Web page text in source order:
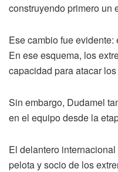
construyendo primero un
Ese cambio fue evidente:
En ese esquema, los
capacidad para atacar
Sin embargo, Dudamel
en el equipo desde la
El delantero
pelota y socio de los